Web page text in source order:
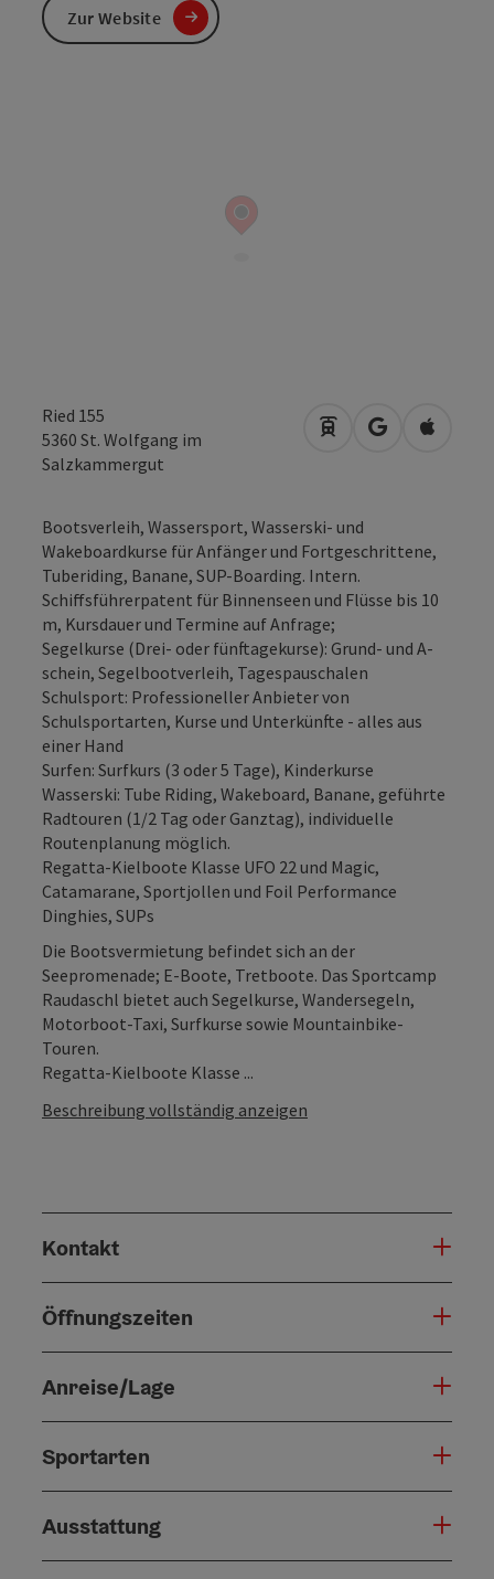
Ried 155
5360 St. Wolfgang im
Salzkammergut
Anreise mit
in Google
in
Bootsverleih, Wassersport, Wasserski- und
Wakeboardkurse für Anfänger und Fortgeschrittene,
Tuberiding, Banane, SUP-Boarding. Intern.
Schiffsführerpatent für Binnenseen und Flüsse bis 10
m, Kursdauer und Termine auf Anfrage;
Segelkurse (Drei- oder fünftagekurse): Grund- und A-
schein, Segelbootverleih, Tagespauschalen
Schulsport: Professioneller Anbieter von
Schulsportarten, Kurse und Unterkünfte - alles aus
einer Hand
Surfen: Surfkurs (3 oder 5 Tage), Kinderkurse
Wasserski: Tube Riding, Wakeboard, Banane, geführte
Radtouren (1/2 Tag oder Ganztag), individuelle
Routenplanung möglich.
Regatta-Kielboote Klasse UFO 22 und Magic,
Catamarane, Sportjollen und Foil Performance
Dinghies, SUPs
Die Bootsvermietung befindet sich an der
Seepromenade; E-Boote, Tretboote. Das Sportcamp
Raudaschl bietet auch Segelkurse, Wandersegeln,
Motorboot-Taxi, Surfkurse sowie Mountainbike-
Touren.
Regatta-Kielboote Klasse ...
Beschreibung vollständig anzeigen
Kontakt
Öffnungszeiten
Anreise/Lage
Sportarten
Ausstattung
Zur Website